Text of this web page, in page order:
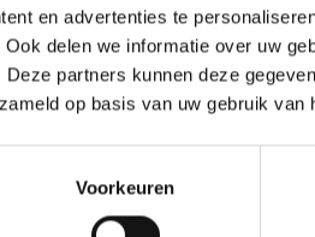
en advertenties te
delen we informatie over uw
partners kunnen deze
op basis van uw gebruik van
Voorkeuren